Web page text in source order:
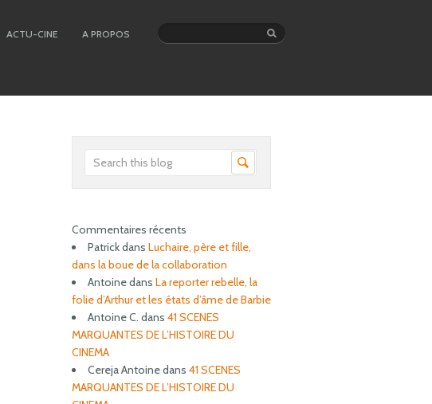
ACTU-CINE A PROPOS
Commentaires récents
Patrickdans Luchaire, père et fille,
dans la boue de la collaboration
Antoinedans La reporter rebelle, la
folie d’Arthur et les états d’âme de Barbie
Antoine C. dans 41 SCENES
MARQUANTES DE L’HISTOIRE DU
CINEMA
Cereja Antoinedans 41 SCENES
MARQUANTES DE L’HISTOIRE DU